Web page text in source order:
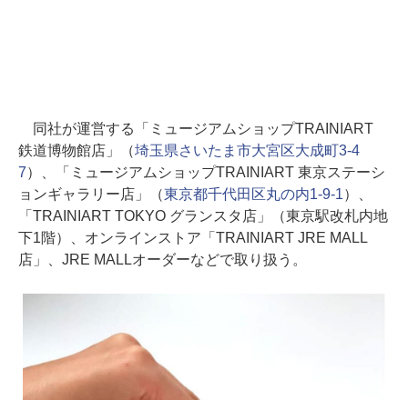
同社が運営する「ミュージアムショップTRAINIART
鉄道博物館店」（埼玉県さいたま市大宮区大成町3-4
7）、「ミュージアムショップTRAINIART 東京ステーシ
ョンギャラリー店」（東京都千代田区丸の内1-9-1）、
「TRAINIART TOKYO グランスタ店」（東京駅改札内地
下1階）、オンラインストア「TRAINIART JRE MALL
店」、JRE MALLオーダーなどで取り扱う。